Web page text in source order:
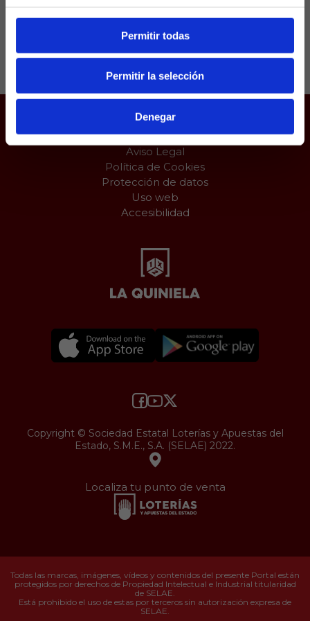
Permitir todas
Permitir la selección
Denegar
Juego responsable
Aviso Legal
Política de Cookies
Protección de datos
Uso web
Accesibilidad
Copyright © Sociedad Estatal Loterías y Apuestas del
Estado, S.M.E., S.A. (SELAE) 2022.
Localiza tu punto de venta
Todas las marcas, imágenes, vídeos y contenidos del presente Portal están
protegidos por derechos de Propiedad Intelectual e Industrial titularidad
de SELAE.
Está prohibido el uso de estas por terceros sin autorización expresa de
SELAE.